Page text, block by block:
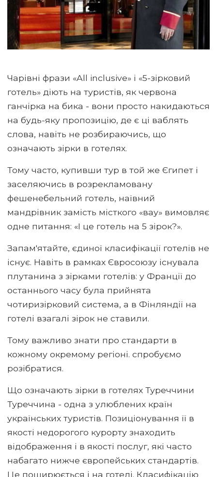
Чарівні фрази «All inclusive» і «5-зірковий
готель» діють на туристів, як червона
ганчірка на бика - вони просто накидаються
на будь-яку пропозицію, де є ці ваблять
слова, навіть не розбираючись, що
означають зірки в готелях.
Тому часто, купивши тур в той же Єгипет і
заселяючись в розрекламовану
фешенебельний готель, наївний
мандрівник замість місткого «вау» вимовляє
одне питання: «І це готель на 5 зірок?».
Запам'ятайте, єдиної класифікації готелів не
існує. Навіть в рамках Євросоюзу існувала
плутанина з зірками готелів: у Франції до
останнього часу була прийнята
чотиризірковий система, а в Фінляндії на
готелі взагалі зірок не ставили.
Тому важливо знати про стандарти в
кожному окремому регіоні. спробуємо
розібратися.
Що означають зірки в готелях Туреччини
Туреччина - одна з улюблених країн
українських туристів. Позиціонування її в
якості недорогого курорту знаходить
відображення і в якості послуг, які часто
набагато нижче європейських стандартів.
Це поширюється і на готелі. Класифікацію